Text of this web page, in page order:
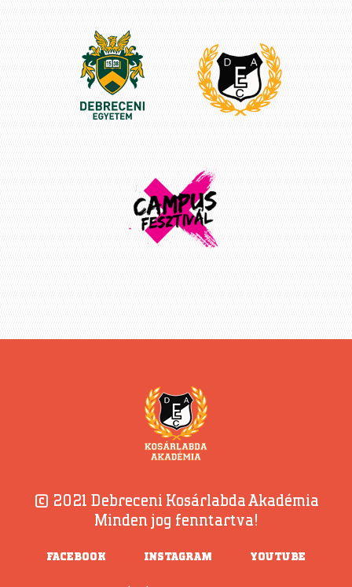
© 2021 Debreceni Kosárlabda Akadémia
Minden jog fenntartva!
FACEBOOK INSTAGRAM YOUTUBE